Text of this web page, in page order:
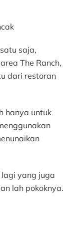
saja,
The Ranch,
dari restoran
hanya untuk
yang juga
lah pokoknya.